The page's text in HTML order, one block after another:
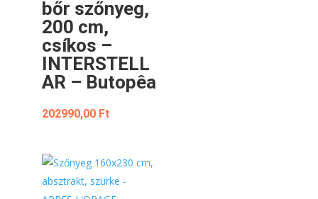
bőr szőnyeg,
200 cm,
csíkos –
INTERSTELL
AR – Butopêa
202990,00 Ft